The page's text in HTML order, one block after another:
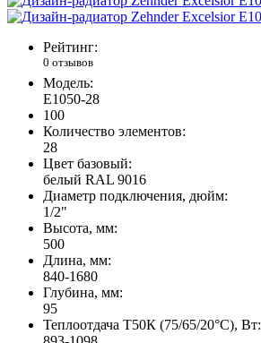
Рейтинг:
0 отзывов
Модель:
E1050-28
100
Количество элементов:
28
Цвет базовый:
белый RAL 9016
Диаметр подключения, дюйм:
1/2"
Высота, мм:
500
Длина, мм:
840-1680
Глубина, мм:
95
Теплоотдача Т50К (75/65/20°C), Вт: